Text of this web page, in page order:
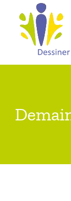
contenu